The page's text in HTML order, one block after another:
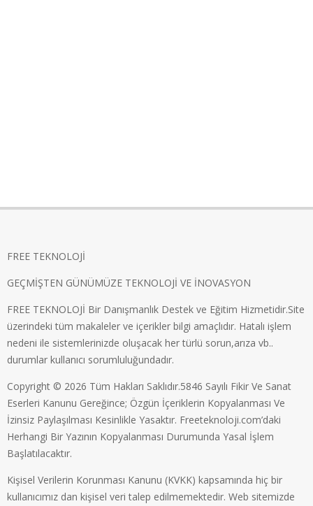
FREE TEKNOLOJİ
GEÇMİŞTEN GÜNÜMÜZE TEKNOLOJİ VE İNOVASYON
FREE TEKNOLOJİ Bir Danışmanlık Destek ve Eğitim Hizmetidir.Site
üzerindeki tüm makaleler ve içerikler bilgi amaçlıdır. Hatalı işlem
nedeni ile sistemlerinizde oluşacak her türlü sorun,arıza vb..
durumlar kullanıcı sorumluluğundadır.
Copyright © 2026 Tüm Hakları Saklıdır.5846 Sayılı Fikir Ve Sanat
Eserleri Kanunu Gereğince; Özgün İçeriklerin Kopyalanması Ve
İzinsiz Paylaşılması Kesinlikle Yasaktır. Freeteknoloji.com’daki
Herhangi Bir Yazının Kopyalanması Durumunda Yasal İşlem
Başlatılacaktır.
Kişisel Verilerin Korunması Kanunu (KVKK) kapsamında hiç bir
kullanıcımız dan kişisel veri talep edilmemektedir. Web sitemizde